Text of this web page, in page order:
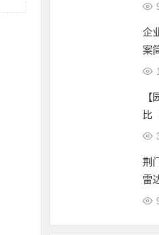
企
案
比
该
荆
雷